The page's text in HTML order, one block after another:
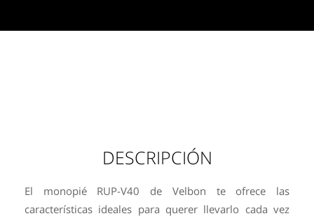
DESCRIPCIÓN
El monopié RUP-V40 de Velbon te ofrece las
características ideales para querer llevarlo cada vez